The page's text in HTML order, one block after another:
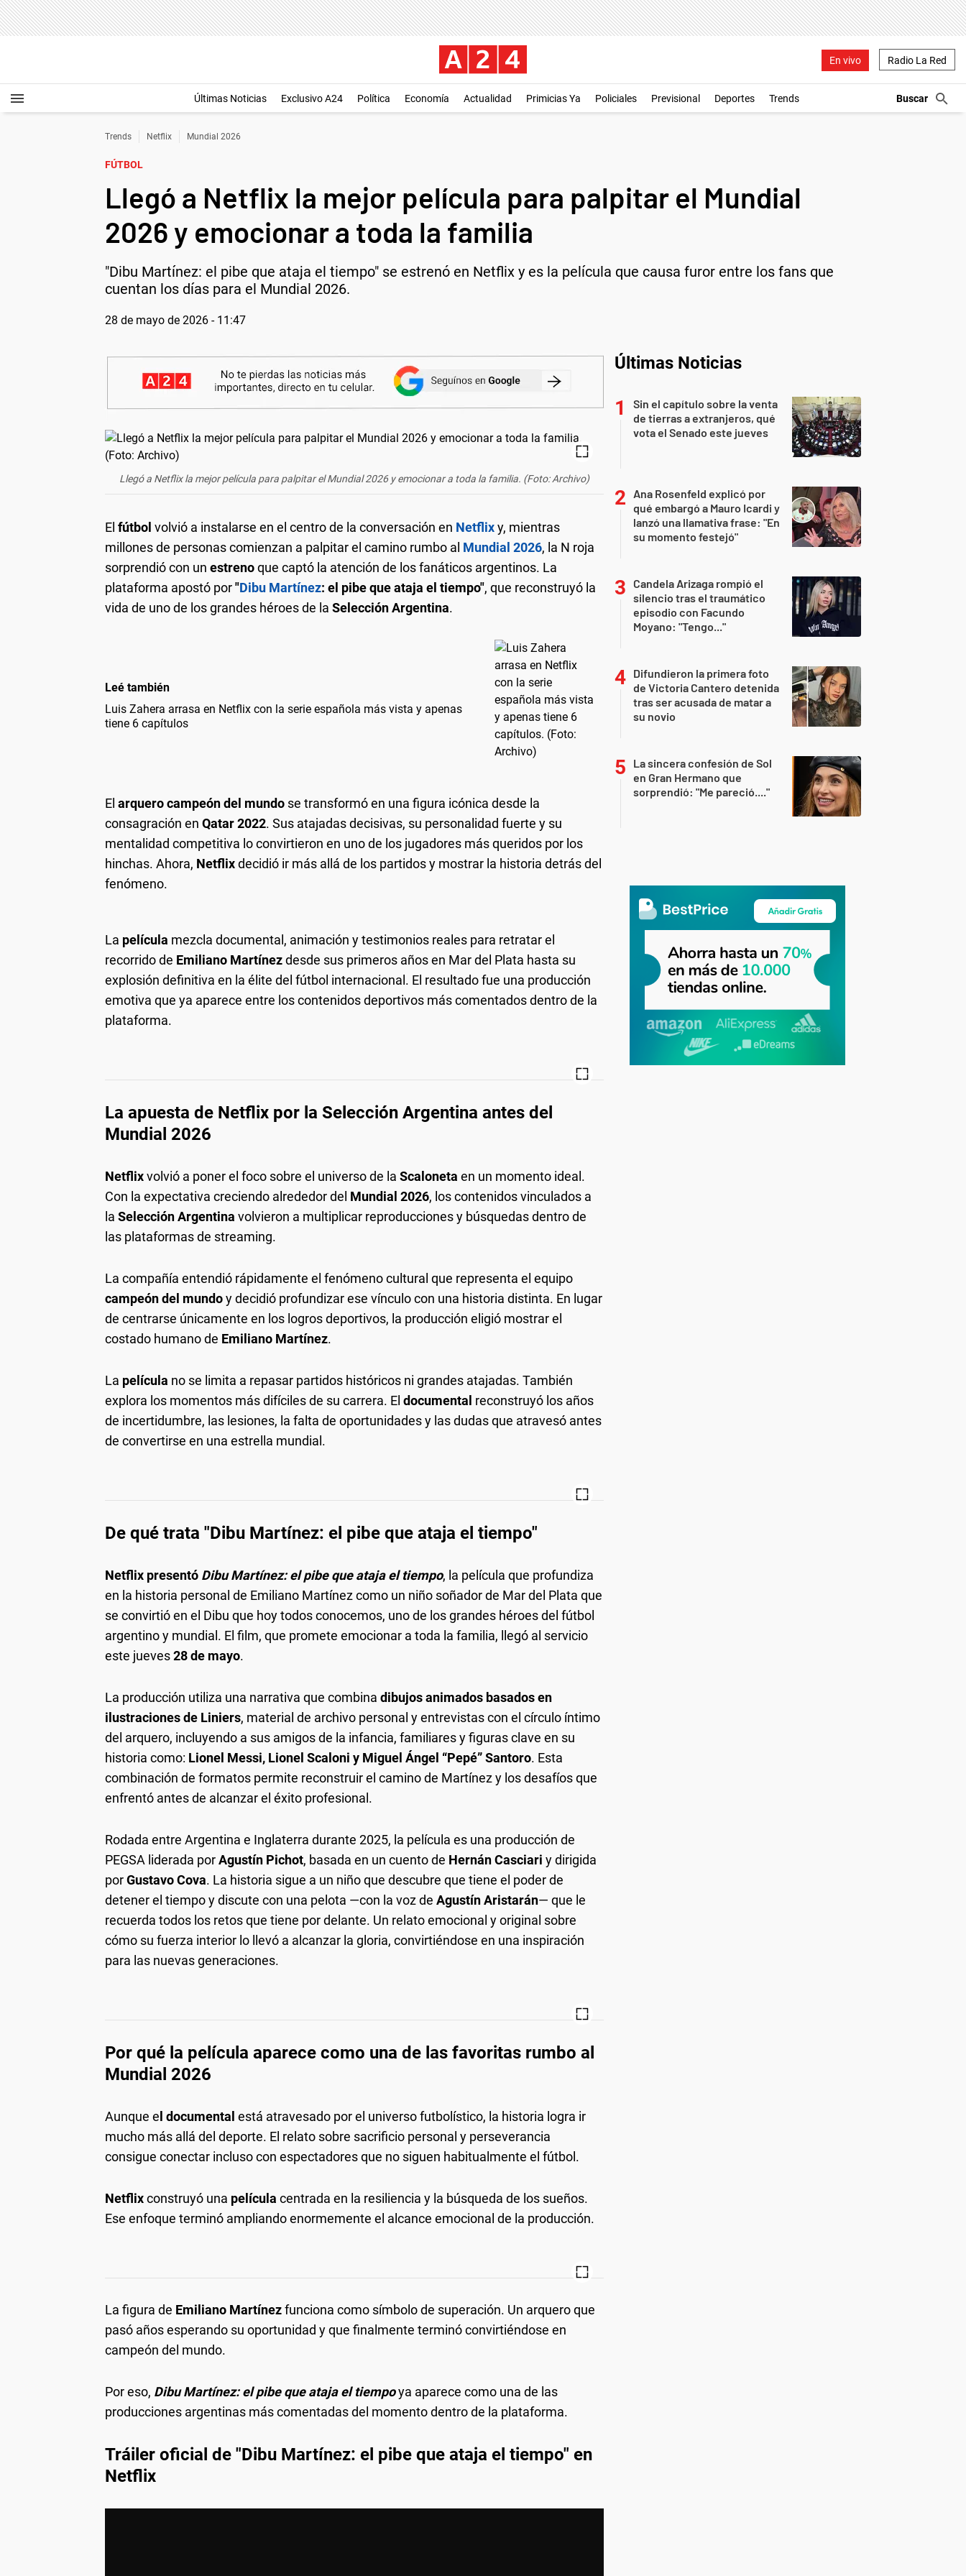
En vivo Radio La Red
Últimas Noticias Exclusivo A24 Política Economía Actualidad Primicias Ya Policiales Previsional Deportes Trends
Trends Netflix Mundial 2026
FÚTBOL
Llegó a Netflix la mejor película para palpitar el Mundial
2026 y emocionar a toda la familia
"Dibu Martínez: el pibe que ataja el tiempo" se estrenó en Netflix y es la película que causa furor entre los fans que
cuentan los días para el Mundial 2026.
28 de mayo de 2026 - 11:47
Llegó a Netflix la mejor película para palpitar el Mundial 2026 y emocionar a toda la familia. (Foto: Archivo)
El fútbol volvió a instalarse en el centro de la conversación en Netflixy, mientras
millones de personas comienzan a palpitar el camino rumbo al Mundial 2026, la N roja
sorprendió con un estrenoque captó la atención de los fanáticos argentinos. La
plataforma apostó por"Dibu Martínez: el pibe que ataja el tiempo", que reconstruyó la
vida de uno de los grandes héroes de la Selección Argentina.
Leé también
Luis Zahera arrasa en Netflix con la serie española más vista y apenas
tiene 6 capítulos
El arquero campeón del mundo se transformó en una figura icónica desde la
consagración en Qatar 2022. Sus atajadas decisivas, su personalidad fuerte y su
mentalidad competitiva lo convirtieron en uno de los jugadores más queridos por los
hinchas. Ahora, Netflixdecidió ir más allá de los partidos y mostrar la historia detrás del
fenómeno.
La película mezcla documental, animación y testimonios reales para retratar el
recorrido de Emiliano Martínezdesde sus primeros años en Mar del Plata hasta su
explosión definitiva en la élite del fútbol internacional. El resultado fue una producción
emotiva que ya aparece entre los contenidos deportivos más comentados dentro de la
plataforma.
La apuesta de Netflix por la Selección Argentina antes del
Mundial 2026
Netflixvolvió a poner el foco sobre el universo de la Scaloneta en un momento ideal.
Con la expectativa creciendo alrededor del Mundial 2026, los contenidos vinculados a
la Selección Argentina volvieron a multiplicar reproducciones y búsquedas dentro de
las plataformas de streaming.
La compañía entendió rápidamente el fenómeno cultural que representa el equipo
campeón del mundoy decidió profundizar ese vínculo con una historia distinta. En lugar
de centrarse únicamente en los logros deportivos, la producción eligió mostrar el
costado humano de Emiliano Martínez.
La película no se limita a repasar partidos históricos ni grandes atajadas. También
explora los momentos más difíciles de su carrera. El documental reconstruyó los años
de incertidumbre, las lesiones, la falta de oportunidades y las dudas que atravesó antes
de convertirse en una estrella mundial.
De qué trata "Dibu Martínez: el pibe que ataja el tiempo"
Netflix presentó Dibu Martínez: el pibe que ataja el tiempo, la película que profundiza
en la historia personal de Emiliano Martínez como un niño soñador de Mar del Plata que
se convirtió en el Dibu que hoy todos conocemos, uno de los grandes héroes del fútbol
argentino y mundial. El film, que promete emocionar a toda la familia, llegó al servicio
este jueves28 de mayo.
La producción utiliza una narrativa que combina dibujos animados basados en
ilustraciones de Liniers, material de archivo personal y entrevistas con el círculo íntimo
del arquero, incluyendo a sus amigos de la infancia, familiares y figuras clave en su
historia como: Lionel Messi, Lionel Scaloni y Miguel Ángel “Pepé” Santoro. Esta
combinación de formatos permite reconstruir el camino de Martínez y los desafíos que
enfrentó antes de alcanzar el éxito profesional.
Rodada entre Argentina e Inglaterra durante 2025, la película es una producción de
PEGSA liderada porAgustín Pichot, basada en un cuento de Hernán Casciari y dirigida
porGustavo Cova. La historia sigue a un niño que descubre que tiene el poder de
detener el tiempo y discute con una pelota —con la voz de Agustín Aristarán— que le
recuerda todos los retos que tiene por delante. Un relato emocional y original sobre
cómo su fuerza interior lo llevó a alcanzar la gloria, convirtiéndose en una inspiración
para las nuevas generaciones.
Por qué la película aparece como una de las favoritas rumbo al
Mundial 2026
Aunque e l documental está atravesado por el universo futbolístico, la historia logra ir
mucho más allá del deporte. El relato sobre sacrificio personal y perseverancia
consigue conectar incluso con espectadores que no siguen habitualmente el fútbol.
Netflixconstruyó una película centrada en la resiliencia y la búsqueda de los sueños.
Ese enfoque terminó ampliando enormemente el alcance emocional de la producción.
La figura de Emiliano Martínezfunciona como símbolo de superación. Un arquero que
pasó años esperando su oportunidad y que finalmente terminó convirtiéndose en
campeón del mundo.
Por eso, Dibu Martínez: el pibe que ataja el tiempoya aparece como una de las
producciones argentinas más comentadas del momento dentro de la plataforma.
Tráiler oficial de "Dibu Martínez: el pibe que ataja el tiempo" en
Netflix
Últimas Noticias
Sin el capítulo sobre la venta
de tierras a extranjeros, qué
vota el Senado este jueves
Ana Rosenfeld explicó por
qué embargó a Mauro Icardi y
lanzó una llamativa frase: "En
su momento festejó"
Candela Arizaga rompió el
silencio tras el traumático
episodio con Facundo
Moyano: "Tengo..."
Difundieron la primera foto
de Victoria Cantero detenida
tras ser acusada de matar a
su novio
La sincera confesión de Sol
en Gran Hermano que
sorprendió: "Me pareció...."